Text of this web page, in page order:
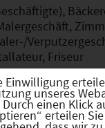
Friseur
Einwilligung
unseres
einen Klick
erteilen